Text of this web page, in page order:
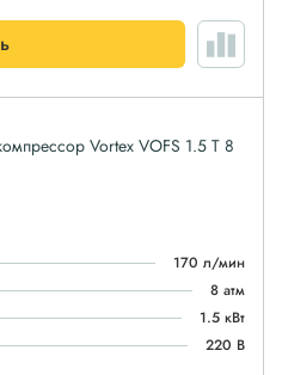
Vortex VOFS 1.5 T 8
170 л/мин
8 атм
1.5 кВт
220 В